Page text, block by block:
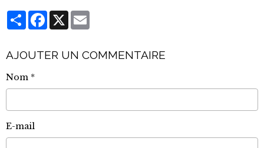
PartagerFacebook
X
AJOUTER UN COMMENTAIRE
Nom
E-mail